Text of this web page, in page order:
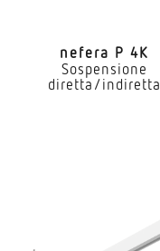
nefera P 4K
Sospensione
diretta/indiretta